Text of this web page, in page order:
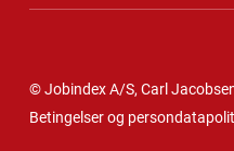
© Jobindex A/S, Carl
Betingelser og